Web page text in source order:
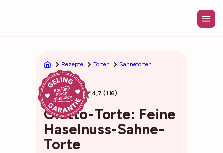
Rezepte Torten Sahnetorten
1h25min 4,7 (116)
Giotto-Torte: Feine
Haselnuss-Sahne-
Torte